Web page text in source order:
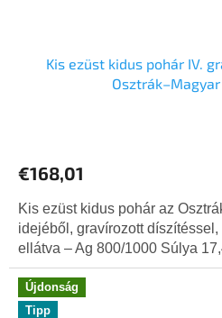
Kis ezüst kidus pohár IV.
€168,01
Kis ezüst kidus pohár az
idejéből, gravírozott díszítéssel,
ellátva – Ag 800/1000 Súlya
Újdonság
Tipp